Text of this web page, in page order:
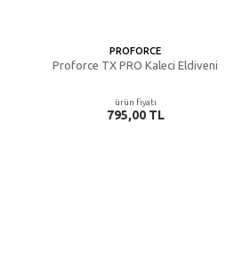
PROFORCE
Proforce TX PRO Kaleci Eldiveni
ürün fiyatı
795,00 TL